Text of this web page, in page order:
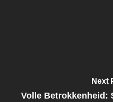
Next
Volle Betrokkenheid: